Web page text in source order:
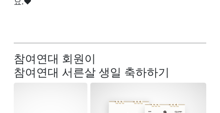
참여연대 회원이
참여연대 서른살 생일 축하하기